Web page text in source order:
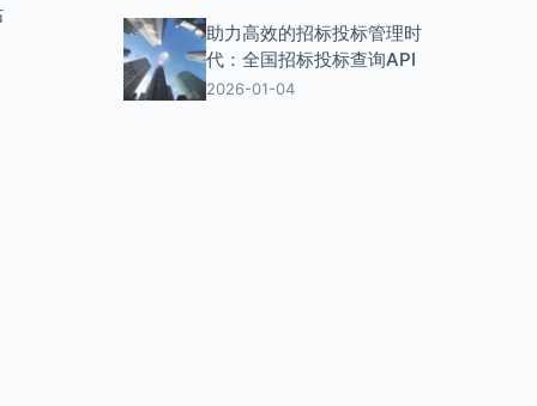
助力高效的招标投标管理时
代：全国招标投标查询API
2026-01-04